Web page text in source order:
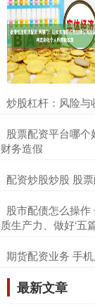
炒股杠杆：风险与
股票配资平台哪
财务造假
配资炒股炒股 股
股市配债怎么操
质生产力、做好‘五
期货配资业务 手
最新文章